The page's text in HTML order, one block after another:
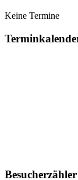
Keine Termine
Besucherzähler